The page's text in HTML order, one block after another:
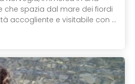
che spazia dal mare dei fiordi
accogliente e visitabile con ...